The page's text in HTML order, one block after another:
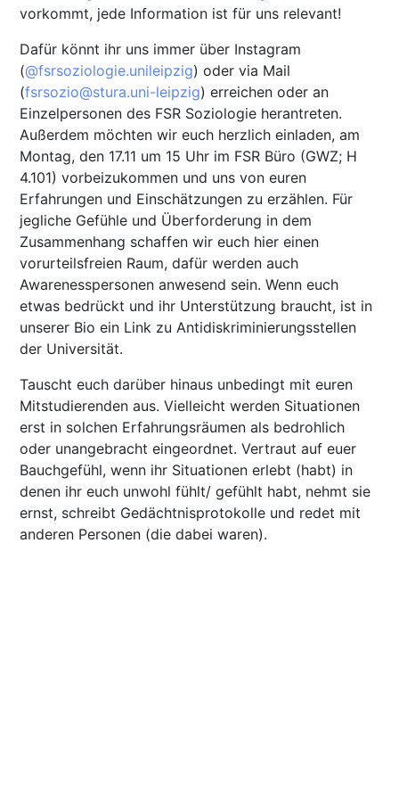
vorkommt, jede Information ist für uns relevant!
Dafür könnt ihr uns immer über Instagram
(@fsrsoziologie.unileipzig) oder via Mail
(fsrsozio@stura.uni-leipzig) erreichen oder an
Einzelpersonen des FSR Soziologie herantreten.
Außerdem möchten wir euch herzlich einladen, am
Montag, den 17.11 um 15 Uhr im FSR Büro (GWZ; H
4.101) vorbeizukommen und uns von euren
Erfahrungen und Einschätzungen zu erzählen. Für
jegliche Gefühle und Überforderung in dem
Zusammenhang schaffen wir euch hier einen
vorurteilsfreien Raum, dafür werden auch
Awarenesspersonen anwesend sein. Wenn euch
etwas bedrückt und ihr Unterstützung braucht, ist in
unserer Bio ein Link zu Antidiskriminierungsstellen
der Universität.
Tauscht euch darüber hinaus unbedingt mit euren
Mitstudierenden aus. Vielleicht werden Situationen
erst in solchen Erfahrungsräumen als bedrohlich
oder unangebracht eingeordnet. Vertraut auf euer
Bauchgefühl, wenn ihr Situationen erlebt (habt) in
denen ihr euch unwohl fühlt/ gefühlt habt, nehmt sie
ernst, schreibt Gedächtnisprotokolle und redet mit
anderen Personen (die dabei waren).